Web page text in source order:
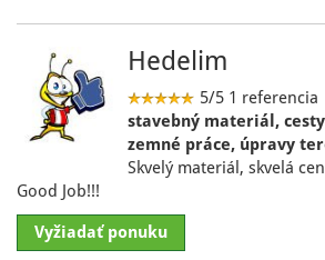
Hedelim
5/5 1 referencia
stavebný materiál,
zemné práce, úpravy
Skvelý materiál, skvelá
Good Job!!!
Vyžiadať ponuku